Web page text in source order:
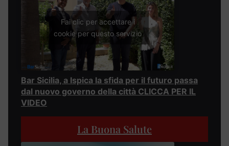
Fai clic per accettare i
cookie per questo servizio
Bar Sicilia, a Ispica la sfida per il futuro passa
dal nuovo governo della città CLICCA PER IL
VIDEO
La Buona Salute